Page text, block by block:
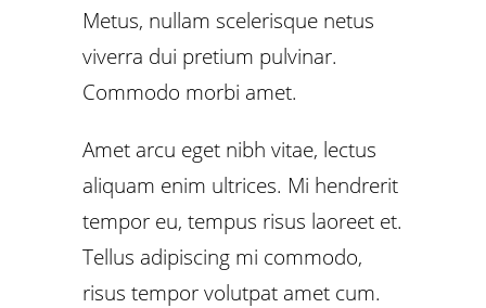
Metus, nullam scelerisque netus
viverra dui pretium pulvinar.
Commodo morbi amet.
Amet arcu eget nibh vitae, lectus
aliquam enim ultrices. Mi hendrerit
tempor eu, tempus risus laoreet et.
Tellus adipiscing mi commodo,
risus tempor volutpat amet cum.